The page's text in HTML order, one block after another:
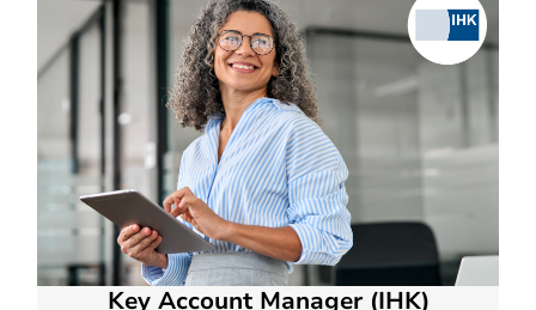
Key Account Manager (IHK)